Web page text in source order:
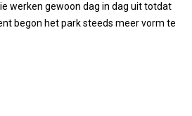
werken gewoon dag in dag uit totdat
begon het park steeds meer vorm te